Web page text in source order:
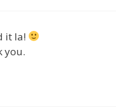
it la!
you.